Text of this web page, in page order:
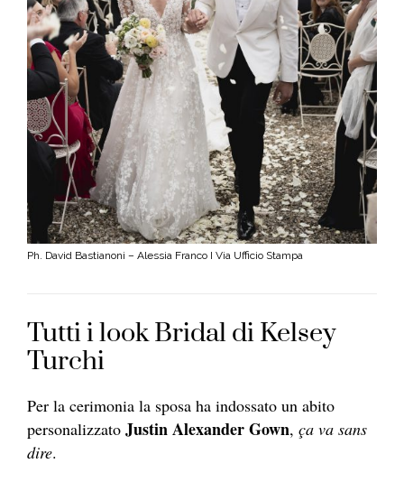
Ph. David Bastianoni – Alessia Franco I Via Ufficio Stampa
Tutti i look Bridal di Kelsey
Turchi
Per la cerimonia la sposa ha indossato un abito
personalizzato Justin Alexander Gown, ça va sans
dire.